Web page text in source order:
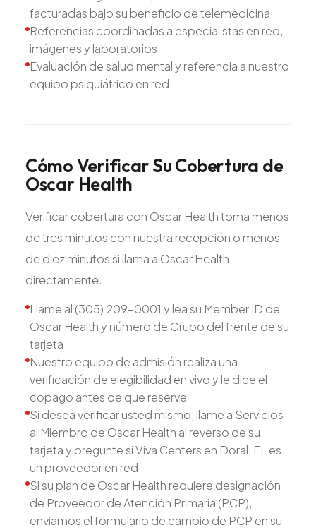
facturadas bajo su beneficio de telemedicina
Referencias coordinadas a especialistas en red,
imágenes y laboratorios
Evaluación de salud mental y referencia a nuestro
equipo psiquiátrico en red
CómoVerificarSuCobertura de
Oscar Health
Verificar cobertura con Oscar Health toma menos
de tres minutos con nuestra recepción o menos
de diez minutos si llama a Oscar Health
directamente.
Llame al (305) 209-0001 y lea su Member ID de
Oscar Health y número de Grupo del frente de su
tarjeta
Nuestro equipo de admisión realiza una
verificación de elegibilidad en vivo y le dice el
copago antes de que reserve
Si desea verificar usted mismo, llame a Servicios
al Miembro de Oscar Health al reverso de su
tarjeta y pregunte si Viva Centers en Doral, FL es
un proveedor en red
Si su plan de Oscar Health requiere designación
de Proveedor de Atención Primaria (PCP),
enviamos el formulario de cambio de PCP en su